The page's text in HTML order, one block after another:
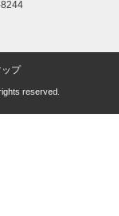
プ
reserved.